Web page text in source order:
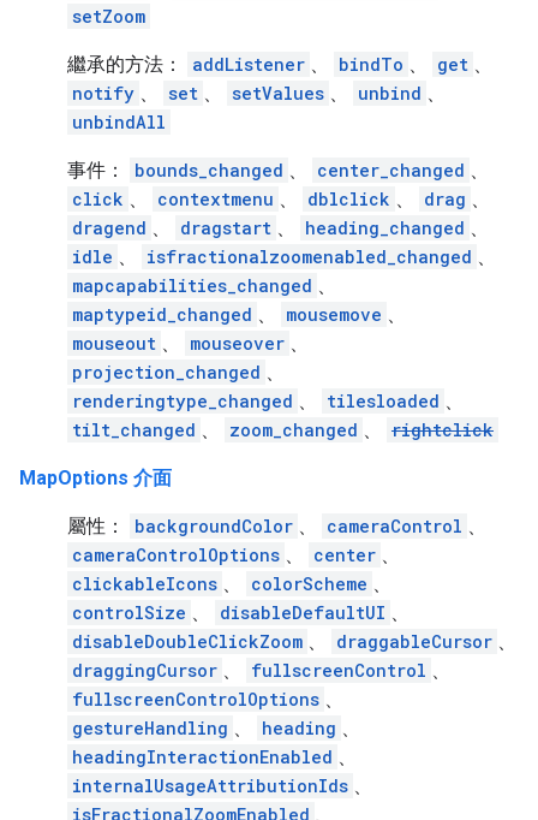
setZoom
繼承的方法： addListener 、 bindTo 、 get 、
notify 、 set 、 setValues 、 unbind 、
unbindAll
事件： bounds_changed 、 center_changed 、
click 、 contextmenu 、 dblclick 、 drag 、
dragend 、 dragstart 、 heading_changed 、
idle 、 isfractionalzoomenabled_changed 、
mapcapabilities_changed 、
maptypeid_changed 、 mousemove 、
mouseout 、 mouseover 、
projection_changed 、
renderingtype_changed 、 tilesloaded 、
tilt_changed 、 zoom_changed 、 rightclick
MapOptions 介面
屬性： backgroundColor 、 cameraControl 、
cameraControlOptions 、 center 、
clickableIcons 、 colorScheme 、
controlSize 、 disableDefaultUI 、
disableDoubleClickZoom 、 draggableCursor 、
draggingCursor 、 fullscreenControl 、
fullscreenControlOptions 、
gestureHandling 、 heading 、
headingInteractionEnabled 、
internalUsageAttributionIds 、
isFractionalZoomEnabled 、